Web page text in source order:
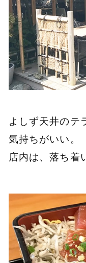
よしず天井のテ
気持ちがいい。
店内は、落ち着